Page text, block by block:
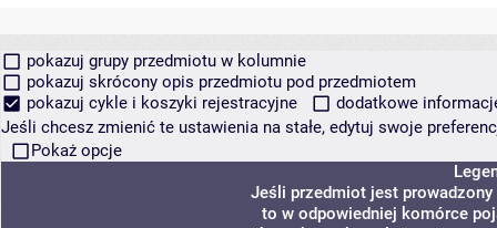
pokazuj grupy przedmiotu w kolumnie
pokazuj skrócony opis przedmiotu pod przedmiotem
pokazuj cykle i koszyki rejestracyjne
dodatkowe
Jeśli chcesz zmienić te ustawienia na stałe, edytuj swoje
Pokaż opcje
Jeśli przedmiot jest
to w odpowiedniej komórce